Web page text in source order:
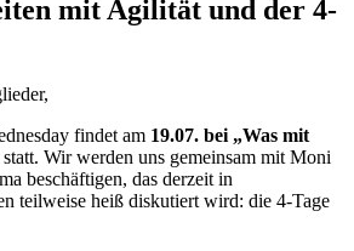
mit Agilität und der 4-
findet am 19.07. bei „Was mit
Wir werden uns gemeinsam mit Moni
beschäftigen, das derzeit in
teilweise heiß diskutiert wird: die 4-Tage